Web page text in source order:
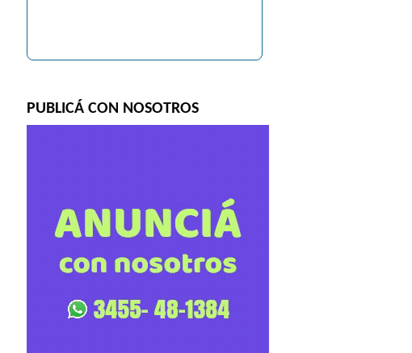
PUBLICÁ CON NOSOTROS